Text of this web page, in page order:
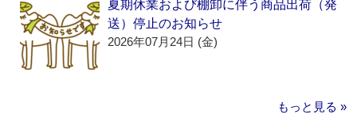
夏期休業および棚卸に伴う商品出荷（発
送）停止のお知らせ
2026年07月24日 (金)
もっと見る »